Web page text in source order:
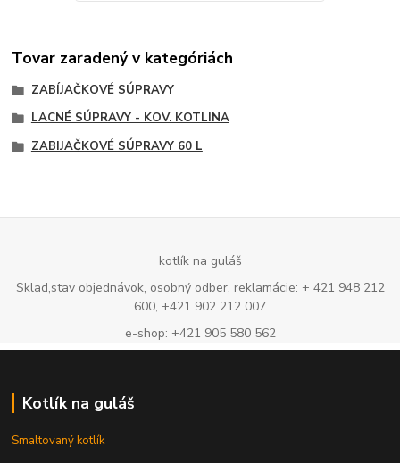
Tovar zaradený v kategóriách
ZABÍJAČKOVÉ SÚPRAVY
LACNÉ SÚPRAVY - KOV. KOTLINA
ZABIJAČKOVÉ SÚPRAVY 60 L
kotlík na guláš
Sklad,stav objednávok, osobný odber, reklamácie: + 421 948 212
600, +421 902 212 007
e-shop: +421 905 580 562
Kotlík na guláš
Smaltovaný kotlík